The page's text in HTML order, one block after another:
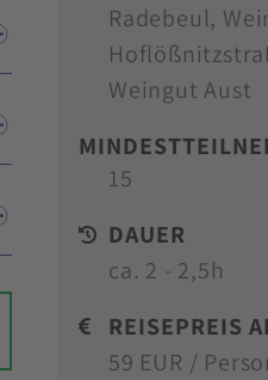
Radebeul,
Weingut Aust
15
DAUER
ca. 2 - 2,5h
REISEPREIS
59 EUR /